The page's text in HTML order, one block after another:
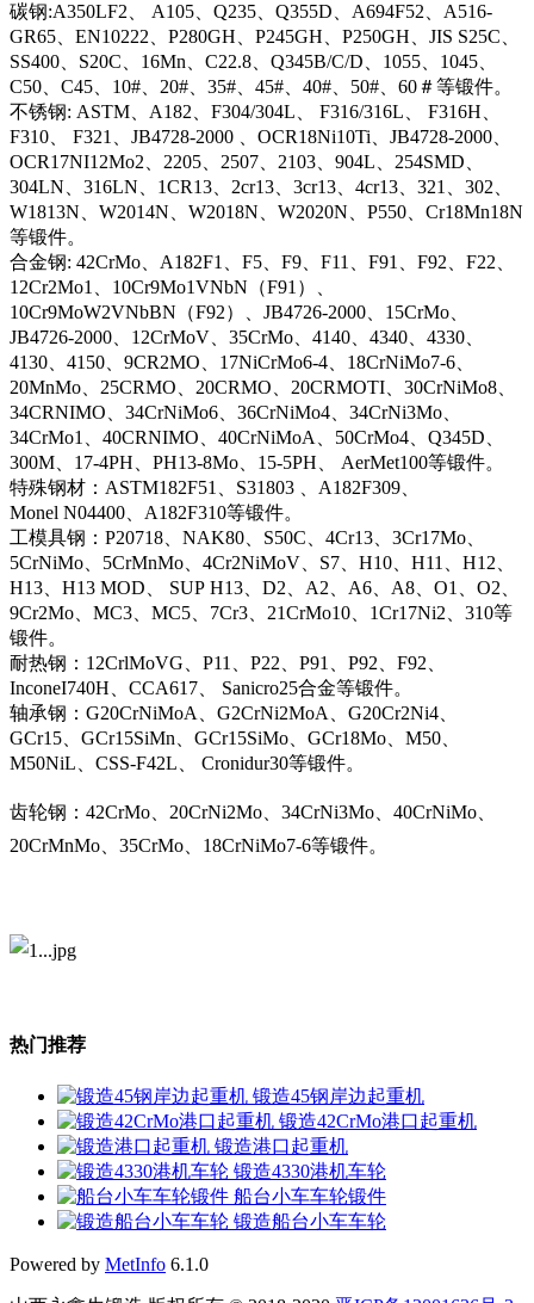
碳钢:A350LF2、 A105、Q235、Q355D、A694F52、A516-
GR65、EN10222、P280GH、P245GH、P250GH、JIS S25C、
SS400、S20C、16Mn、C22.8、Q345B/C/D、1055、1045、
C50、C45、10#、20#、35#、45#、40#、50#、60＃等锻件。
不锈钢: ASTM、A182、F304/304L、 F316/316L、 F316H、
F310、 F321、JB4728-2000 、OCR18Ni10Ti、JB4728-2000、
OCR17NI12Mo2、2205、2507、2103、904L、254SMD、
304LN、316LN、1CR13、2cr13、3cr13、4cr13、321、302、
W1813N、W2014N、W2018N、W2020N、P550、Cr18Mn18N
等锻件。
合金钢: 42CrMo、A182F1、F5、F9、F11、F91、F92、F22、
12Cr2Mo1、10Cr9Mo1VNbN（F91）、
10Cr9MoW2VNbBN（F92）、JB4726-2000、15CrMo、
JB4726-2000、12CrMoV、35CrMo、4140、4340、4330、
4130、4150、9CR2MO、17NiCrMo6-4、18CrNiMo7-6、
20MnMo、25CRMO、20CRMO、20CRMOTI、30CrNiMo8、
34CRNIMO、34CrNiMo6、36CrNiMo4、34CrNi3Mo、
34CrMo1、40CRNIMO、40CrNiMoA、50CrMo4、Q345D、
300M、17-4PH、PH13-8Mo、15-5PH、 AerMet100等锻件。
特殊钢材：ASTM182F51、S31803 、A182F309、
Monel N04400、A182F310等锻件。
工模具钢：P20718、NAK80、S50C、4Cr13、3Cr17Mo、
5CrNiMo、5CrMnMo、4Cr2NiMoV、S7、H10、H11、H12、
H13、H13 MOD、 SUP H13、D2、A2、A6、A8、O1、O2、
9Cr2Mo、MC3、MC5、7Cr3、21CrMo10、1Cr17Ni2、310等
锻件。
耐热钢：12CrlMoVG、P11、P22、P91、P92、F92、
InconeI740H、CCA617、 Sanicro25合金等锻件。
轴承钢：G20CrNiMoA、G2CrNi2MoA、G20Cr2Ni4、
GCr15、GCr15SiMn、GCr15SiMo、GCr18Mo、M50、
M50NiL、CSS-F42L、 Cronidur30等锻件。
齿轮钢：42CrMo、20CrNi2Mo、34CrNi3Mo、40CrNiMo、
20CrMnMo、35CrMo、18CrNiMo7-6等锻件。
热门推荐
锻造45钢岸边起重机
锻造42CrMo港口起重机
锻造港口起重机
锻造4330港机车轮
船台小车车轮锻件
锻造船台小车车轮
Powered by MetInfo 6.1.0